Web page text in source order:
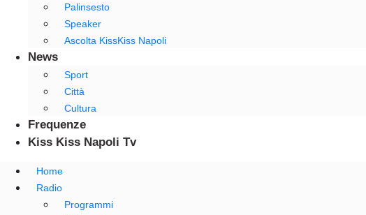
Palinsesto
Speaker
Ascolta KissKiss Napoli
News
Sport
Città
Cultura
Frequenze
Kiss Kiss Napoli Tv
Home
Radio
Programmi